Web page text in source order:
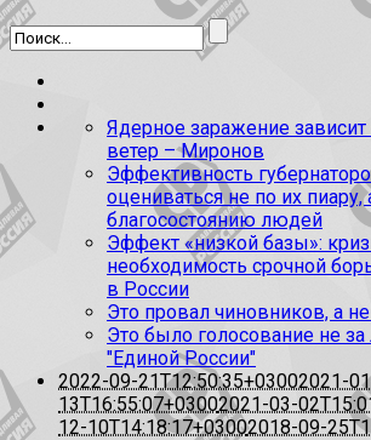
Ядерное заражение зависит
ветер – Миронов
Эффективность
оцениваться не по их пиару,
благосостоянию людей
Эффект «низкой базы»:
необходимость срочной
в России
Это провал чиновников, а
Это было голосование не
"Единой России"
2022-09-21T12:50:35+03002021-
13T16:55:07+03002021-03-
12-10T14:18:17+03002018-09-